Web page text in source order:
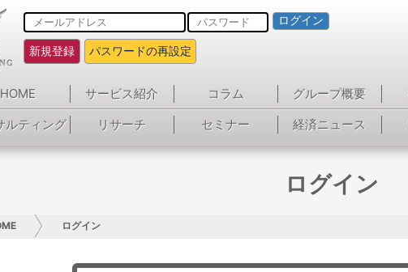
ログイン
新規登録 パスワードの再設定
HOME サービス紹介 コラム グループ概要
ルティング
リサーチ セミナー 経済ニュース
ログイン
ログイン